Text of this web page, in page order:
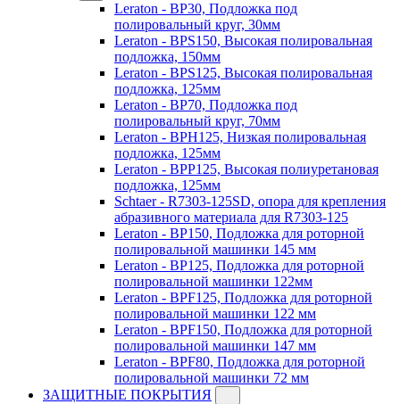
Leraton - BP30, Подложка под
полировальный круг, 30мм
Leraton - BPS150, Высокая полировальная
подложка, 150мм
Leraton - BPS125, Высокая полировальная
подложка, 125мм
Leraton - BP70, Подложка под
полировальный круг, 70мм
Leraton - BPH125, Низкая полировальная
подложка, 125мм
Leraton - BPP125, Высокая полиуретановая
подложка, 125мм
Schtaer - R7303-125SD, опора для крепления
абразивного материала для R7303-125
Leraton - BP150, Подложка для роторной
полировальной машинки 145 мм
Leraton - BP125, Подложка для роторной
полировальной машинки 122мм
Leraton - BPF125, Подложка для роторной
полировальной машинки 122 мм
Leraton - BPF150, Подложка для роторной
полировальной машинки 147 мм
Leraton - BPF80, Подложка для роторной
полировальной машинки 72 мм
ЗАЩИТНЫЕ ПОКРЫТИЯ